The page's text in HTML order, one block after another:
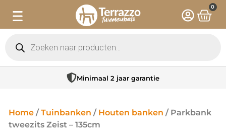
0
Minimaal 2 jaar garantie
Home / Tuinbanken / Houten banken / Parkbank
tweezits Zeist – 135cm